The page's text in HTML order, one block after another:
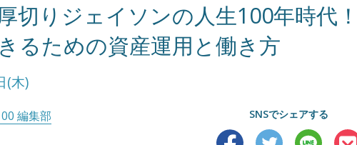
切りジェイソンの人生100年時代！
るための資産運用と働き方
(木)
編集部 SNSでシェアする